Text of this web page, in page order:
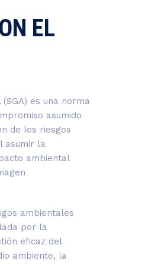
EL
es una norma
asumido
de los riesgos
asumir la
ambiental
ambientales
por la
eficaz del
ambiente, la